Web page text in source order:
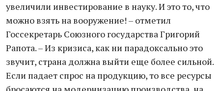
увеличили инвестирование в науку. И это то, что
можно взять на вооружение! – отметил
Госсекретарь Союзного государства Григорий
Рапота. – Из кризиса, как ни парадоксально это
звучит, страна должна выйти еще более сильной.
Если падает спрос на продукцию, то все ресурсы